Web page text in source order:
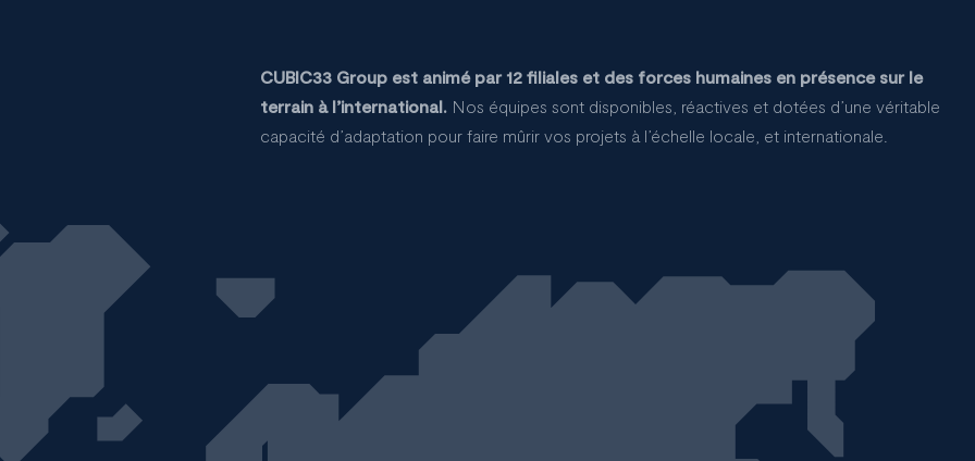
CUBIC33 Group est animé par 12 filiales et des forces humaines en présence sur le
terrain à l’international. Nos équipes sont disponibles, réactives et dotées d’une véritable
capacité d’adaptation pour faire mûrir vos projets à l’échelle locale, et internationale.
Maroc
Building
Portugal